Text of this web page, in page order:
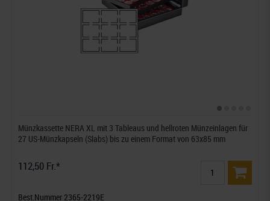
Münzkassette NERA XL mit 3 Tableaus und hellroten Münzeinlagen für
27 US-Münzkapseln (Slabs) bis zu einem Format von 63x85 mm
112,50 Fr.*
Best.Nummer 2365-2219E